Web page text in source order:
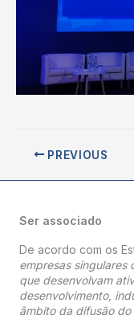
PREVIOUS
Ser associado
De acordo com os
empresas singulares
que desenvolvam
desenvolvimento,
âmbito da difusão